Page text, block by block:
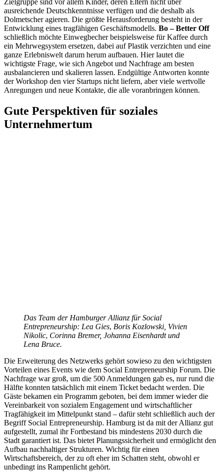
Zielgruppe sind vor allem Kinder, deren Eltern nicht über
ausreichende Deutschkenntnisse verfügen und die deshalb als
Dolmetscher agieren. Die größte Herausforderung besteht in der
Entwicklung eines tragfähigen Geschäftsmodells. Bo – Better Off
schließlich möchte Einwegbecher beispielsweise für Kaffee durch
ein Mehrwegsystem ersetzen, dabei auf Plastik verzichten und eine
ganze Erlebniswelt darum herum aufbauen. Hier lautet die
wichtigste Frage, wie sich Angebot und Nachfrage am besten
ausbalancieren und skalieren lassen. Endgültige Antworten konnte
der Workshop den vier Startups nicht liefern, aber viele wertvolle
Anregungen und neue Kontakte, die alle voranbringen können.
Gute Perspektiven für soziales
Unternehmertum
Das Team der Hamburger Allianz für Social
Entrepreneurship: Lea Gies, Boris Kozlowski, Vivien
Nikolic, Corinna Bremer, Johanna Eisenhardt und
Lena Bruce.
Die Erweiterung des Netzwerks gehört sowieso zu den wichtigsten
Vorteilen eines Events wie dem Social Entrepreneurship Forum. Die
Nachfrage war groß, um die 500 Anmeldungen gab es, nur rund die
Hälfte konnten tatsächlich mit einem Ticket bedacht werden. Die
Gäste bekamen ein Programm geboten, bei dem immer wieder die
Vereinbarkeit von sozialem Engagement und wirtschaftlicher
Tragfähigkeit im Mittelpunkt stand – dafür steht schließlich auch der
Begriff Social Entrepreneurship. Hamburg ist da mit der Allianz gut
aufgestellt, zumal ihr Fortbestand bis mindestens 2030 durch die
Stadt garantiert ist. Das bietet Planungssicherheit und ermöglicht den
Aufbau nachhaltiger Strukturen. Wichtig für einen
Wirtschaftsbereich, der zu oft eher im Schatten steht, obwohl er
unbedingt ins Rampenlicht gehört.